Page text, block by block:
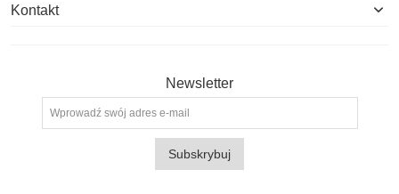
Kontakt
Newsletter
Subskrybuj